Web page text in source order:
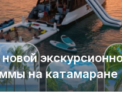
на катамаране